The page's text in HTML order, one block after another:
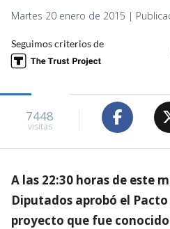
Martes 20 enero de 2015 |
Seguimos criterios de
7448
visitas
A las 22:30 horas de este
Diputados aprobó el Pacto
proyecto que fue